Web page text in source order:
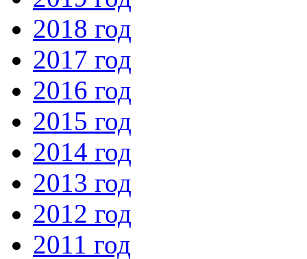
2018 год
2017 год
2016 год
2015 год
2014 год
2013 год
2012 год
2011 год